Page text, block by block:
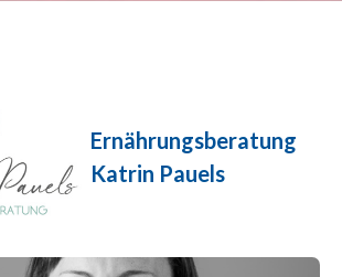
Ernährungsberatung
Katrin Pauels